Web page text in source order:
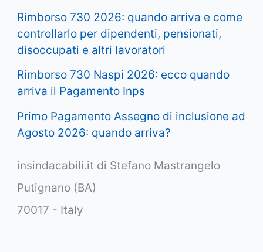
Rimborso 730 2026: quando arriva e come
controllarlo per dipendenti, pensionati,
disoccupati e altri lavoratori
Rimborso 730 Naspi 2026: ecco quando
arriva il Pagamento Inps
Primo Pagamento Assegno di inclusione ad
Agosto 2026: quando arriva?
insindacabili.it di Stefano Mastrangelo
Putignano (BA)
70017 - Italy